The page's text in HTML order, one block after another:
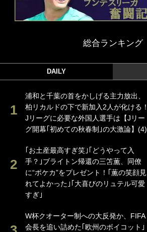
総合ランキング
DAILY
浦和と千葉の首をかしげる主力放出、
柏リカルドの下で新加入2人が化ける！
Jリーグに必要な外国人選手は【Jリー
グ開幕｢初めての秋春制｣の大激論】(4)
｢お土産最高すぎ笑｣｢どうやって入
手？｣ブライトン帰還の三笘薫、同僚
に“ポケカ”をプレゼント！｢薫の笑顔見
れてよかった｣｢大喜びのリュテル可愛
すぎ｣
W杯クオーター制への大反発か、FIFA
会長を追い詰めた｢欧州のボイコット｣